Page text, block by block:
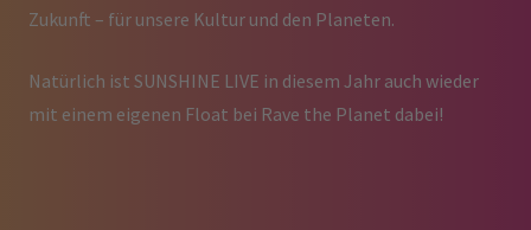
Zukunft – für unsere Kultur und den Planeten.
Natürlich ist SUNSHINE LIVE in diesem Jahr auch wieder
mit einem eigenen Float bei Rave the Planet dabei!